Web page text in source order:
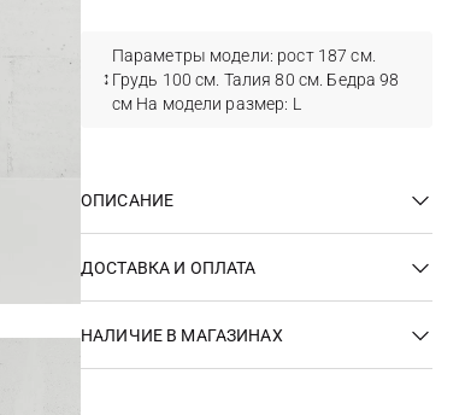
Параметры модели: рост 187 см.
Грудь 100 см. Талия 80 см. Бедра 98
см На модели размер: L
ОПИСАНИЕ
ДОСТАВКА И ОПЛАТА
НАЛИЧИЕ В МАГАЗИНАХ